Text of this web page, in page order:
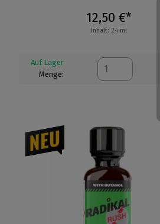
12,50 €*
Inhalt: 24 ml
Auf Lager
Menge: